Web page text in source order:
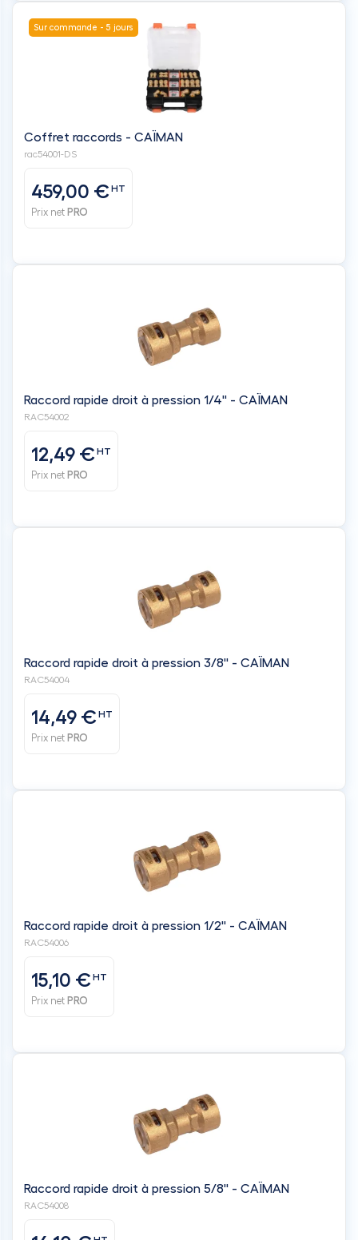
Sur commande - 5 jours
Coffret raccords - CAÏMAN
rac54001-DS
459,00 €HT
Prix net PRO
Raccord rapide droit à pression 1/4'' - CAÏMAN
RAC54002
12,49 €HT
Prix net PRO
Raccord rapide droit à pression 3/8'' - CAÏMAN
RAC54004
14,49 €HT
Prix net PRO
Raccord rapide droit à pression 1/2'' - CAÏMAN
RAC54006
15,10 €HT
Prix net PRO
Raccord rapide droit à pression 5/8'' - CAÏMAN
RAC54008